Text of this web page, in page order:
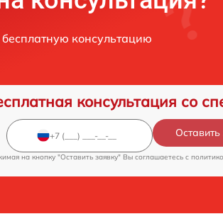
консультацию
консультация со
на кнопку "Оставить заявку" Вы соглашаетесь c